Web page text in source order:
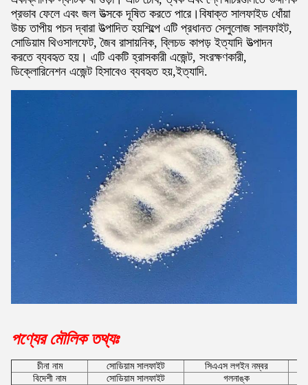
প্রভাব ফেলে এবং জল উত্সকে দূষিত করতে পারে।বিষাক্ত সালফাইড ধোঁয়া
উচ্চ তাপীয় পচন দ্বারা উত্পাদিত হয়শিল্পে এটি প্রধানত সেলুলোজ সালফাইট,
সোডিয়াম থিওসালফেট, জৈব রাসায়নিক, ব্লিচড কাপড় ইত্যাদি উত্পাদন
করতে ব্যবহৃত হয়। এটি একটি হ্রাসকারী এজেন্ট, সংরক্ষণকারী,
ডিক্লোরিনেশন এজেন্ট হিসাবেও ব্যবহৃত হয়,ইত্যাদি.
পণ্যের মৌলিক তথ্যঃ
চীনা নাম সোডিয়াম সালফাইট
সিএএস লগইন নম্বর
বিদেশী নাম
সোডিয়াম সালফাইট
গলনাঙ্ক